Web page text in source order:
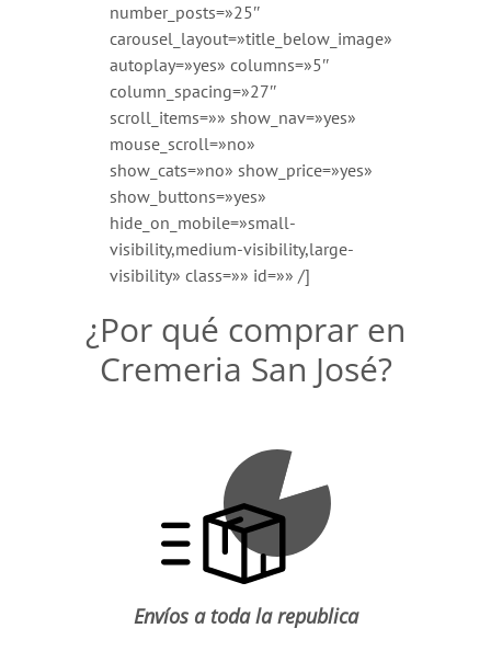
number_posts=»25″
carousel_layout=»title_below_image»
autoplay=»yes» columns=»5″
column_spacing=»27″
scroll_items=»» show_nav=»yes»
mouse_scroll=»no»
show_cats=»no» show_price=»yes»
show_buttons=»yes»
hide_on_mobile=»small-
visibility,medium-visibility,large-
visibility» class=»» id=»» /]
¿Por qué comprar en
Cremeria San José?
Envíos a toda la republica